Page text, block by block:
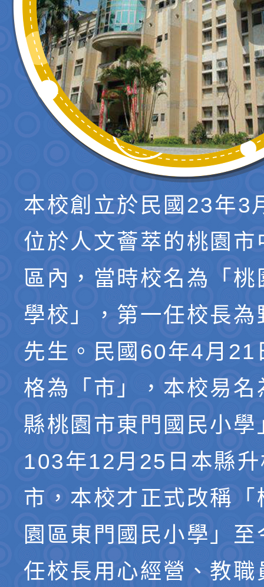
本校創立於民國23年3
位於人文薈萃的桃園市
區內，當時校名為「桃
學校」，第一任校長為
先生。民國60年4月21
格為「市」，本校易名
縣桃園市東門國民小學
103年12月25日本縣
市，本校才正式改稱「
園區東門國民小學」
任校長用心經營、教職